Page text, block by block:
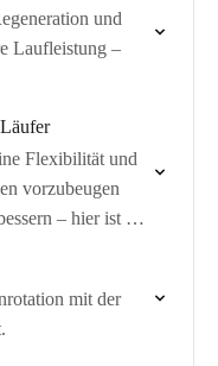
und
Laufleistung –
Flexibilität und
vorzubeugen
– hier ist der
mit der